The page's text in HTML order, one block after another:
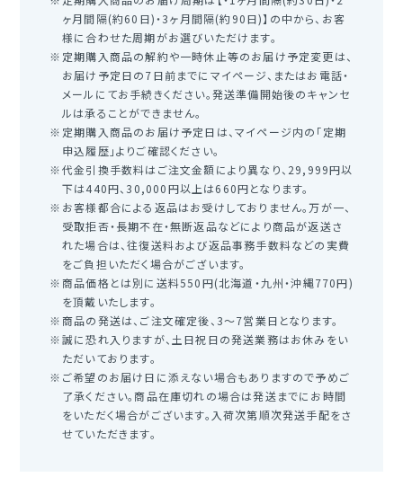
ヶ月間隔(約60日)・3ヶ月間隔(約90日)】の中から、お客
様に合わせた周期がお選びいただけます。
定期購入商品の解約や一時休止等のお届け予定変更は、
お届け予定日の7日前までにマイページ、またはお電話・
メールにてお手続きください。発送準備開始後のキャンセ
ルは承ることができません。
定期購入商品のお届け予定日は、マイページ内の「定期
申込履歴」よりご確認ください。
代金引換手数料はご注文金額により異なり、29,999円以
下は440円、30,000円以上は660円となります。
お客様都合による返品はお受けしておりません。万が一、
受取拒否・長期不在・無断返品などにより商品が返送さ
れた場合は、往復送料および返品事務手数料などの実費
をご負担いただく場合がございます。
商品価格とは別に送料550円(北海道・九州・沖縄770円)
を頂戴いたします。
商品の発送は、ご注文確定後、3～7営業日となります。
誠に恐れ入りますが、土日祝日の発送業務はお休みをい
ただいております。
ご希望のお届け日に添えない場合もありますので予めご
了承ください。商品在庫切れの場合は発送までにお時間
をいただく場合がございます。入荷次第順次発送手配をさ
せていただきます。